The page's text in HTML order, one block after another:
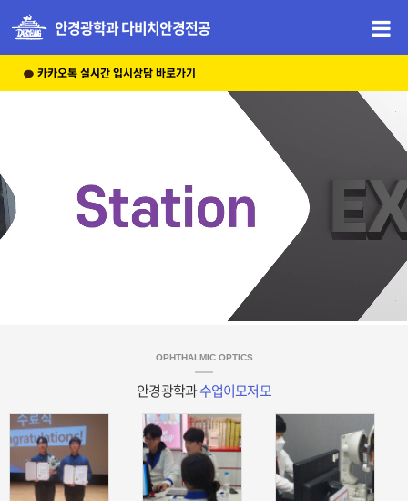
안경광학과 다비치안경전공
카카오톡 실시간 입시상담 바로가기
OPHTHALMIC OPTICS
안경광학과수업이모저모